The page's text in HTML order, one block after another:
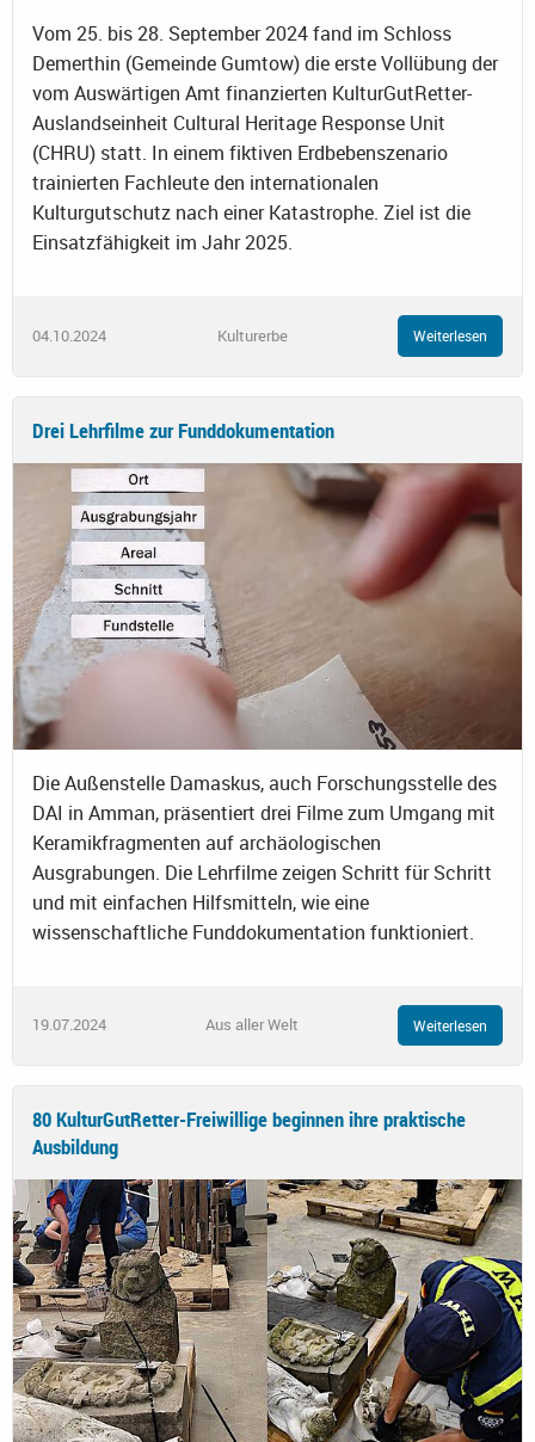
Vom 25. bis 28. September 2024 fand im Schloss
Demerthin (Gemeinde Gumtow) die erste Vollübung der
vom Auswärtigen Amt finanzierten KulturGutRetter-
Auslandseinheit Cultural Heritage Response Unit
(CHRU) statt. In einem fiktiven Erdbebenszenario
trainierten Fachleute den internationalen
Kulturgutschutz nach einer Katastrophe. Ziel ist die
Einsatzfähigkeit im Jahr 2025.
04.10.2024 Kulturerbe Weiterlesen
Drei Lehrfilme zur Funddokumentation
Die Außenstelle Damaskus, auch Forschungsstelle des
DAI in Amman, präsentiert drei Filme zum Umgang mit
Keramikfragmenten auf archäologischen
Ausgrabungen. Die Lehrfilme zeigen Schritt für Schritt
und mit einfachen Hilfsmitteln, wie eine
wissenschaftliche Funddokumentation funktioniert.
19.07.2024 Aus aller Welt Weiterlesen
80 KulturGutRetter-Freiwillige beginnen ihre praktische
Ausbildung